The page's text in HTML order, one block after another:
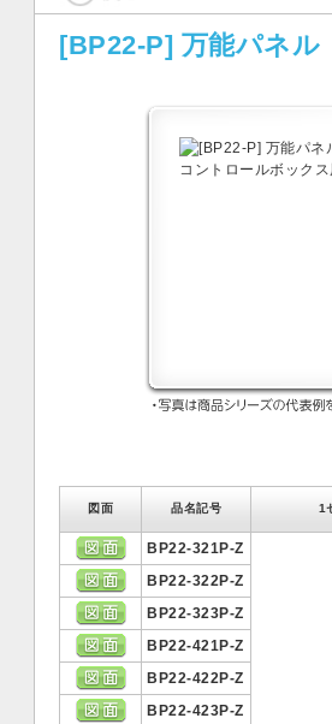
[BP22-P] 万能パネル
図面 品名記号 1
BP22-321P-Z
BP22-322P-Z
BP22-323P-Z
BP22-421P-Z
BP22-422P-Z
BP22-423P-Z